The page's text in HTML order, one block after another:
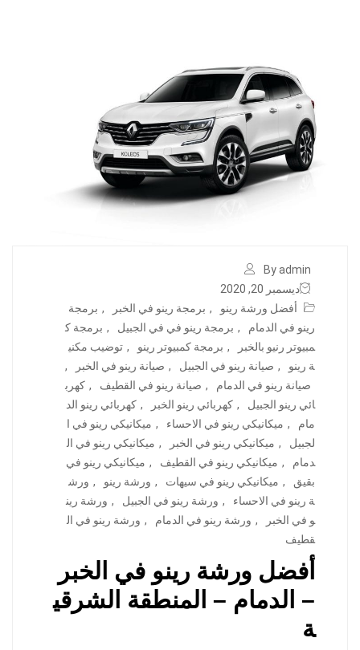
By admin
ديسمبر 20, 2020
أفضل ورشة رينو
, برمجة رينو في الخبر , برمجة
رينو في الدمام
, برمجة رينو في في الجبيل , برمجة ك
مبيوتر رنيو بالخبر
, برمجة كمبيوتر رينو , توضيب مكني
ة رينو
, صيانة رينو في الجبيل , صيانة رينو في الخبر
,
صيانة رينو في الدمام
, صيانة رينو في القطيف , كهرب
ائي رينو الجبيل
, كهربائي رينو الخبر , كهربائي رينو الد
مام
, ميكانيكي رينو في الاحساء , ميكانيكي رينو في ا
لجبيل
, ميكانيكي رينو في الخبر , ميكانيكي رينو في ال
دمام
, ميكانيكي رينو في القطيف , ميكانيكي رينو في
بقيق
, ميكانيكي رينو في سيهات , ورشة رينو , ورش
ة رينو في الاحساء
, ورشة رينو في الجبيل , ورشة رين
و في الخبر
, ورشة رينو في الدمام , ورشة رينو في ال
قطيف
أفضل ورشة رينو في الخبر
– الدمام – المنطقة الشرقي
ة